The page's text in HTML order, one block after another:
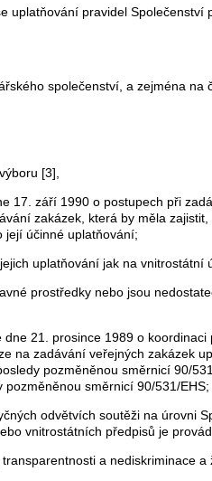
uplatňování pravidel
společenství, a zejména na
[3],
17. září 1990 o postupech při
zakázek, která by měla
její účinné uplatňování;
uplatňování jak na
prostředky nebo jsou
21. prosince 1989 o
na zadávání veřejných zakázek
pozměněnou směrnicí 90/
směrnicí 90/531/EHS;
odvětvích soutěži na úrovni
vnitrostátních předpisů je
a nediskriminace